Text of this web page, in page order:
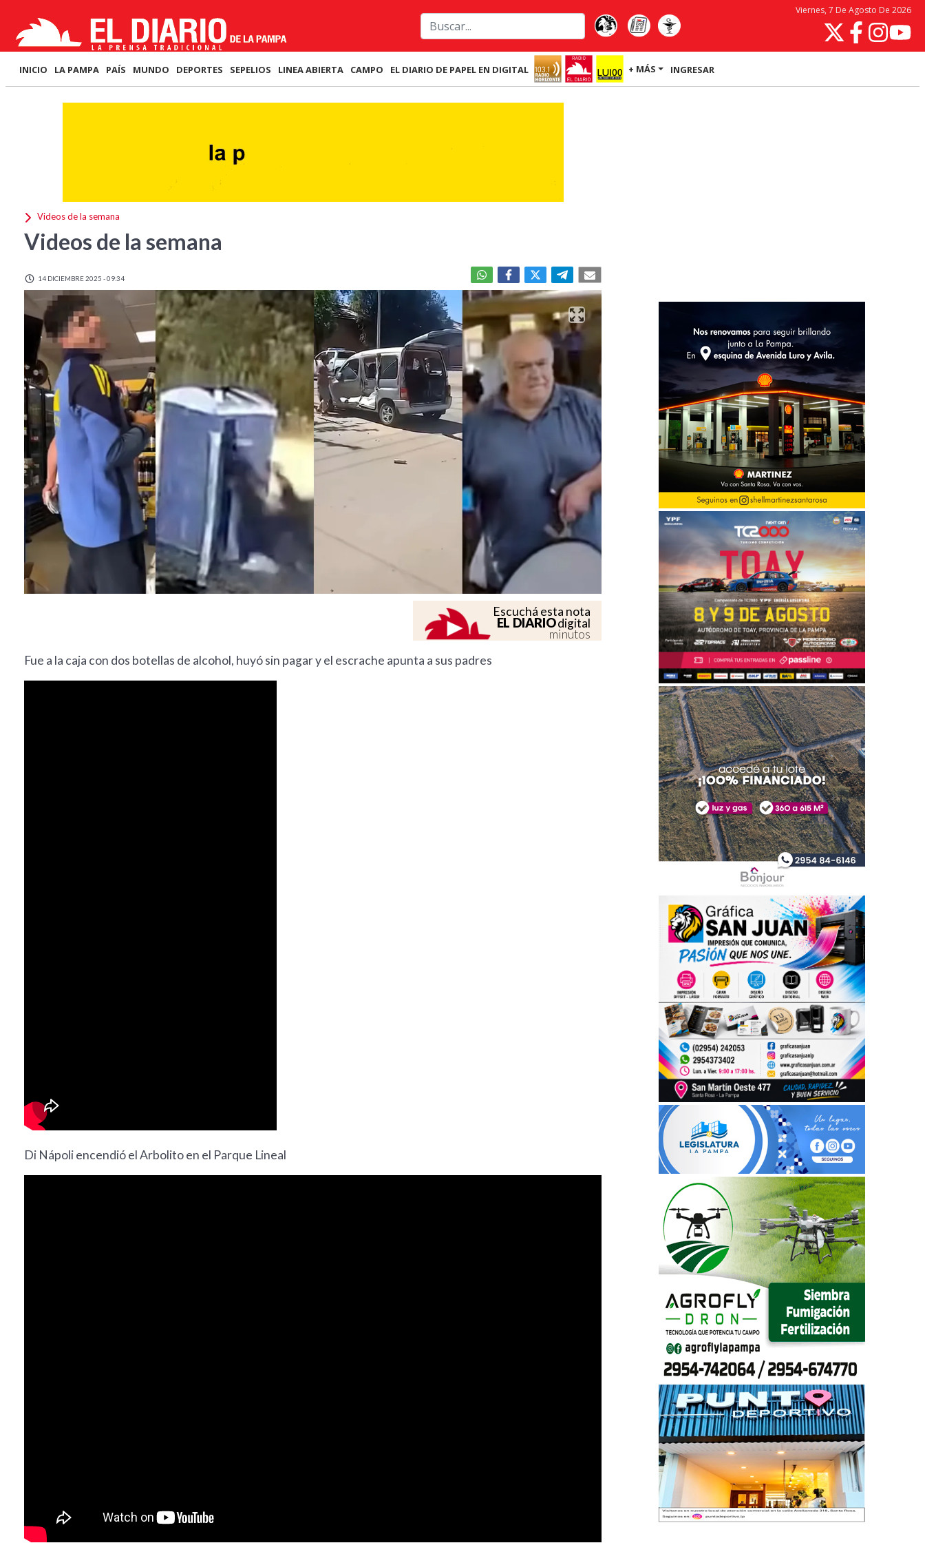
Viernes, 7 De Agosto De 2026
INICIO LA PAMPA PAÍS MUNDO DEPORTES SEPELIOS LINEA ABIERTA CAMPO EL DIARIO DE PAPEL EN DIGITAL + MÁS INGRESAR
Videos de la semana
Videos de la semana
14 DICIEMBRE 2025 - 09:34
Escuchá esta nota
EL DIARIOdigital
minutos
Fue a la caja con dos botellas de alcohol, huyó sin pagar y el escrache apunta a sus padres
Di Nápoli encendió el Arbolito en el Parque Lineal